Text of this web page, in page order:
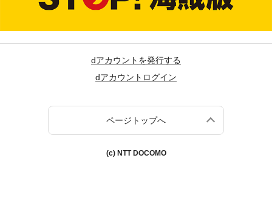
dアカウントを発行する
dアカウントログイン
ページトップへ
(c) NTT DOCOMO